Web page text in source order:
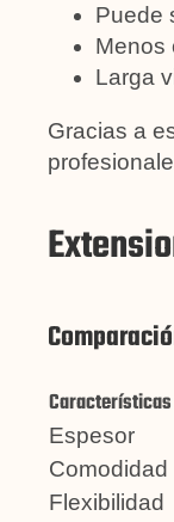
Puede
Menos
Larga
Gracias a
Características
Espesor
Comodidad
Flexibilidad